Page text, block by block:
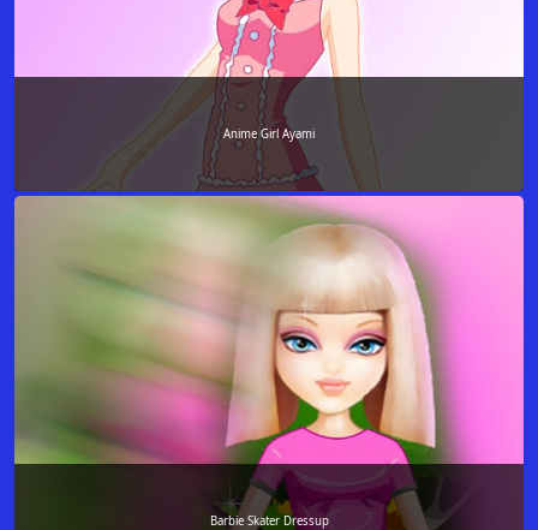
Anime Girl Ayami
Barbie Skater Dressup